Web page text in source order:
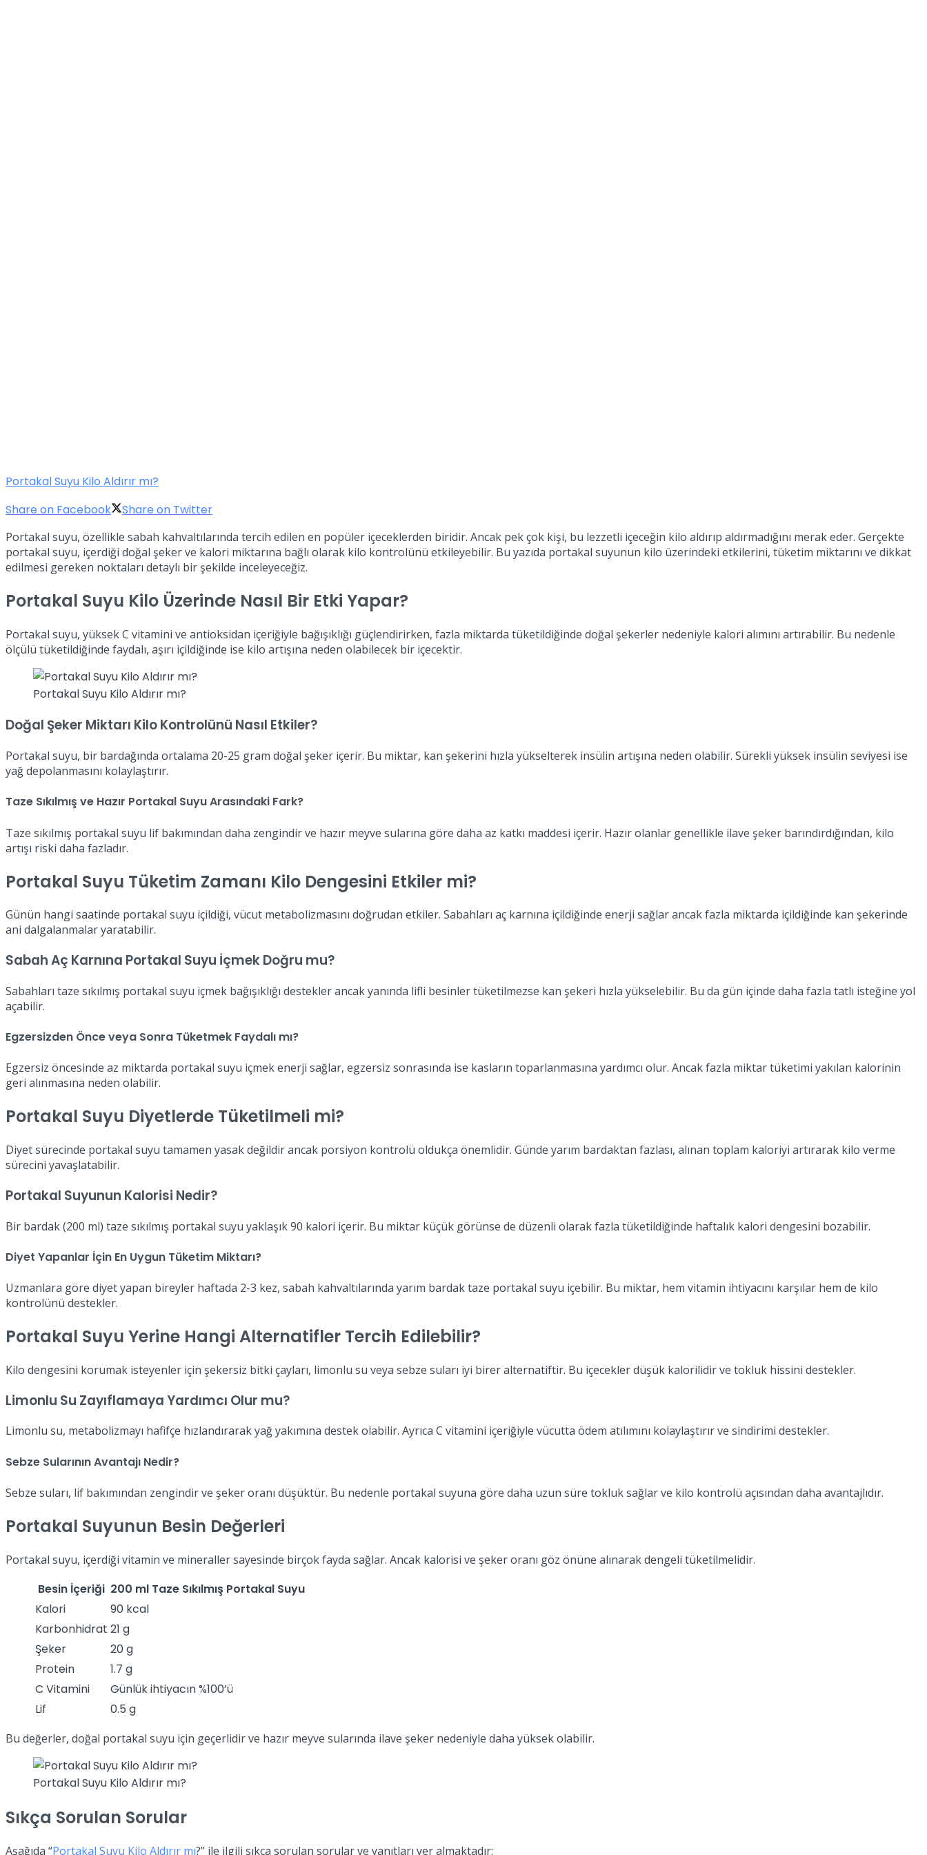
Portakal Suyu Kilo Aldırır mı?
Share on Facebook
Share on Twitter
Portakal suyu, özellikle sabah kahvaltılarında tercih edilen en popüler içeceklerden biridir. Ancak pek çok kişi, bu lezzetli içeceğin kilo aldırıp aldırmadığını merak eder. Gerçekte
portakal suyu, içerdiği doğal şeker ve kalori miktarına bağlı olarak kilo kontrolünü etkileyebilir. Bu yazıda portakal suyunun kilo üzerindeki etkilerini, tüketim miktarını ve dikkat
edilmesi gereken noktaları detaylı bir şekilde inceleyeceğiz.
Portakal Suyu Kilo Üzerinde Nasıl Bir Etki Yapar?
Portakal suyu, yüksek C vitamini ve antioksidan içeriğiyle bağışıklığı güçlendirirken, fazla miktarda tüketildiğinde doğal şekerler nedeniyle kalori alımını artırabilir. Bu nedenle
ölçülü tüketildiğinde faydalı, aşırı içildiğinde ise kilo artışına neden olabilecek bir içecektir.
Portakal Suyu Kilo Aldırır mı?
Doğal Şeker Miktarı Kilo Kontrolünü Nasıl Etkiler?
Portakal suyu, bir bardağında ortalama 20-25 gram doğal şeker içerir. Bu miktar, kan şekerini hızla yükselterek insülin artışına neden olabilir. Sürekli yüksek insülin seviyesi ise
yağ depolanmasını kolaylaştırır.
Taze Sıkılmış ve Hazır Portakal Suyu Arasındaki Fark?
Taze sıkılmış portakal suyu lif bakımından daha zengindir ve hazır meyve sularına göre daha az katkı maddesi içerir. Hazır olanlar genellikle ilave şeker barındırdığından, kilo
artışı riski daha fazladır.
Portakal Suyu Tüketim Zamanı Kilo Dengesini Etkiler mi?
Günün hangi saatinde portakal suyu içildiği, vücut metabolizmasını doğrudan etkiler. Sabahları aç karnına içildiğinde enerji sağlar ancak fazla miktarda içildiğinde kan şekerinde
ani dalgalanmalar yaratabilir.
Sabah Aç Karnına Portakal Suyu İçmek Doğru mu?
Sabahları taze sıkılmış portakal suyu içmek bağışıklığı destekler ancak yanında lifli besinler tüketilmezse kan şekeri hızla yükselebilir. Bu da gün içinde daha fazla tatlı isteğine yol
açabilir.
Egzersizden Önce veya Sonra Tüketmek Faydalı mı?
Egzersiz öncesinde az miktarda portakal suyu içmek enerji sağlar, egzersiz sonrasında ise kasların toparlanmasına yardımcı olur. Ancak fazla miktar tüketimi yakılan kalorinin
geri alınmasına neden olabilir.
Portakal Suyu Diyetlerde Tüketilmeli mi?
Diyet sürecinde portakal suyu tamamen yasak değildir ancak porsiyon kontrolü oldukça önemlidir. Günde yarım bardaktan fazlası, alınan toplam kaloriyi artırarak kilo verme
sürecini yavaşlatabilir.
Portakal Suyunun Kalorisi Nedir?
Bir bardak (200 ml) taze sıkılmış portakal suyu yaklaşık 90 kalori içerir. Bu miktar küçük görünse de düzenli olarak fazla tüketildiğinde haftalık kalori dengesini bozabilir.
Diyet Yapanlar İçin En Uygun Tüketim Miktarı?
Uzmanlara göre diyet yapan bireyler haftada 2-3 kez, sabah kahvaltılarında yarım bardak taze portakal suyu içebilir. Bu miktar, hem vitamin ihtiyacını karşılar hem de kilo
kontrolünü destekler.
Portakal Suyu Yerine Hangi Alternatifler Tercih Edilebilir?
Kilo dengesini korumak isteyenler için şekersiz bitki çayları, limonlu su veya sebze suları iyi birer alternatiftir. Bu içecekler düşük kalorilidir ve tokluk hissini destekler.
Limonlu Su Zayıflamaya Yardımcı Olur mu?
Limonlu su, metabolizmayı hafifçe hızlandırarak yağ yakımına destek olabilir. Ayrıca C vitamini içeriğiyle vücutta ödem atılımını kolaylaştırır ve sindirimi destekler.
Sebze Sularının Avantajı Nedir?
Sebze suları, lif bakımından zengindir ve şeker oranı düşüktür. Bu nedenle portakal suyuna göre daha uzun süre tokluk sağlar ve kilo kontrolü açısından daha avantajlıdır.
Portakal Suyunun Besin Değerleri
Portakal suyu, içerdiği vitamin ve mineraller sayesinde birçok fayda sağlar. Ancak kalorisi ve şeker oranı göz önüne alınarak dengeli tüketilmelidir.
Besin İçeriği 200 ml Taze Sıkılmış Portakal Suyu
Kalori
90 kcal
Karbonhidrat 21 g
Şeker
20 g
Protein
1.7 g
C Vitamini
Günlük ihtiyacın %100’ü
Lif
0.5 g
Bu değerler, doğal portakal suyu için geçerlidir ve hazır meyve sularında ilave şeker nedeniyle daha yüksek olabilir.
Portakal Suyu Kilo Aldırır mı?
Sıkça Sorulan Sorular
Aşağıda “Portakal Suyu Kilo Aldırır mı?” ile ilgili sıkça sorulan sorular ve yanıtları yer almaktadır: